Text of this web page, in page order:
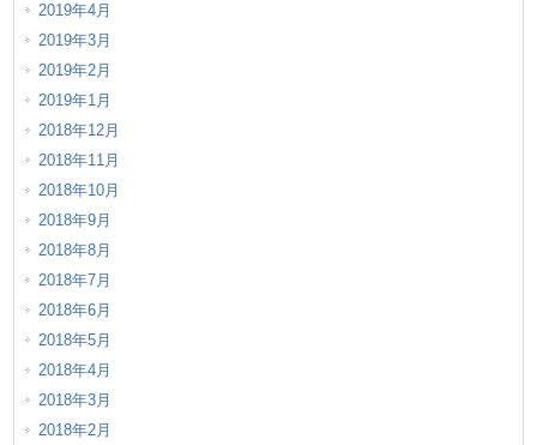
2019年4月
2019年3月
2019年2月
2019年1月
2018年12月
2018年11月
2018年10月
2018年9月
2018年8月
2018年7月
2018年6月
2018年5月
2018年4月
2018年3月
2018年2月